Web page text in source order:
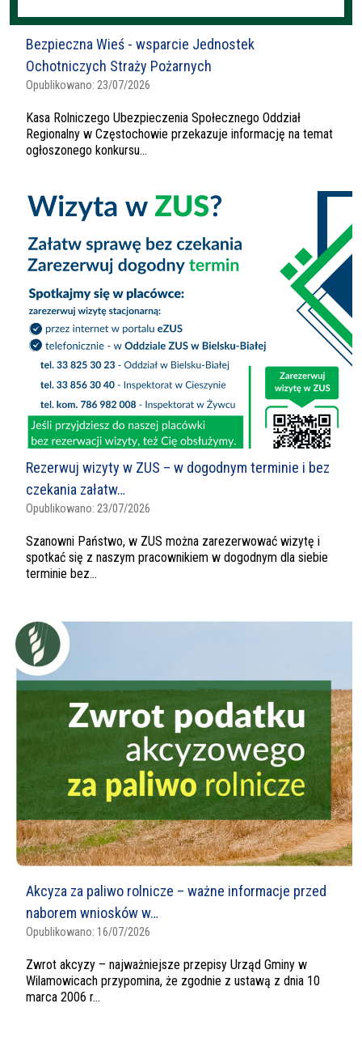
Bezpieczna Wieś - wsparcie Jednostek
Ochotniczych Straży Pożarnych
Opublikowano: 23/07/2026
Kasa Rolniczego Ubezpieczenia Społecznego Oddział
Regionalny w Częstochowie przekazuje informację na temat
ogłoszonego konkursu...
Rezerwuj wizyty w ZUS – w dogodnym terminie i bez
czekania załatw…
Opublikowano: 23/07/2026
Szanowni Państwo, w ZUS można zarezerwować wizytę i
spotkać się z naszym pracownikiem w dogodnym dla siebie
terminie bez...
Akcyza za paliwo rolnicze – ważne informacje przed
naborem wniosków w…
Opublikowano: 16/07/2026
Zwrot akcyzy – najważniejsze przepisy Urząd Gminy w
Wilamowicach przypomina, że zgodnie z ustawą z dnia 10
marca 2006 r...